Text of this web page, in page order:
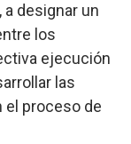
designar un
los
ejecución
las
el proceso de